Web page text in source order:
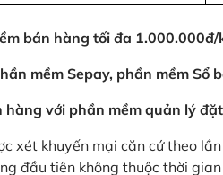
bán hàng tối đa
mềm Sepay, phần mềm Sổ
với phần mềm quản lý
xét khuyến mại căn cứ theo
đầu tiên không thuộc thời